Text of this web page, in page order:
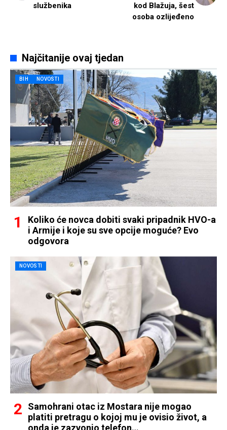
službenika
kod Blažuja, šest
osoba ozlijeđeno
Najčitanije ovaj tjedan
BIH NOVOSTI
Koliko će novca dobiti svaki pripadnik HVO-a
i Armije i koje su sve opcije moguće? Evo
odgovora
NOVOSTI
Samohrani otac iz Mostara nije mogao
platiti pretragu o kojoj mu je ovisio život, a
onda je zazvonio telefon…